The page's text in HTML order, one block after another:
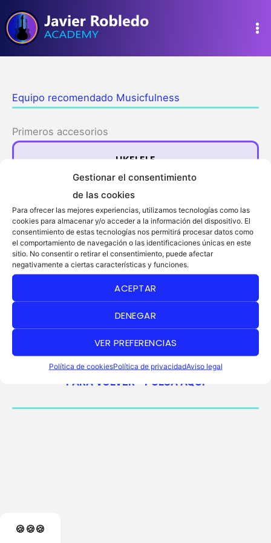
Gestionar el consentimiento
de las cookies
Para ofrecer las mejores experiencias, utilizamos tecnologías como las
cookies para almacenar y/o acceder a la información del dispositivo. El
consentimiento de estas tecnologías nos permitirá procesar datos como
el comportamiento de navegación o las identificaciones únicas en este
sitio. No consentir o retirar el consentimiento, puede afectar
negativamente a ciertas características y funciones.
ACEPTAR
DENEGAR
VER PREFERENCIAS
Política de cookiesPolítica de privacidadAviso legal
al
contenido
Equipo recomendado Musicfulness
Primeros accesorios
UKELELE
KALIMBA
TECLADO…
…
…
AURICULAES BT (PENDIENTE)
PARA VOLVER – PULSA AQUÍ
🍪🍪🍪